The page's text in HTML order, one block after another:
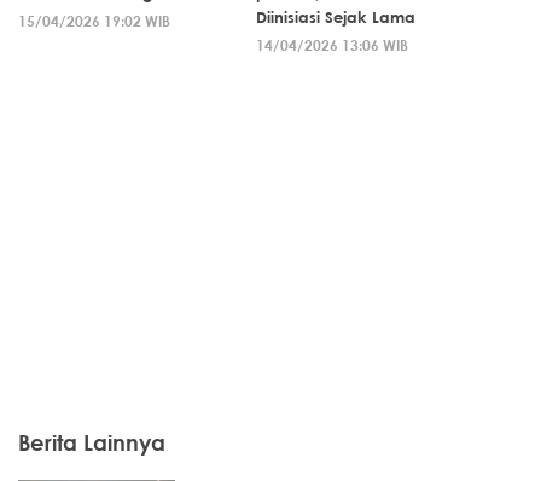
15/04/2026 19:02 WIB
Diinisiasi Sejak Lama
14/04/2026 13:06 WIB
Berita Lainnya